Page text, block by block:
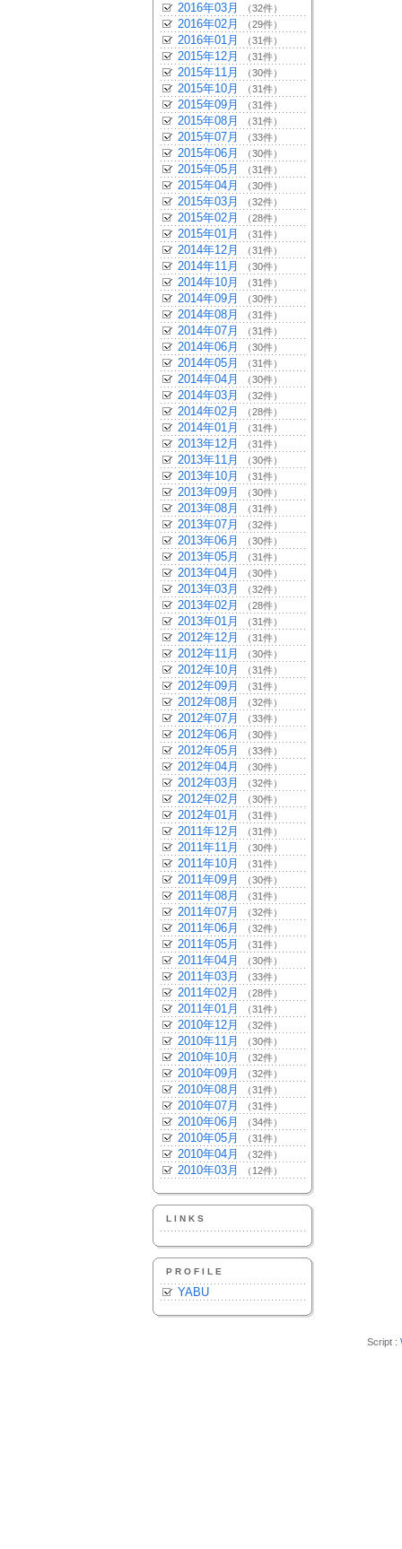
2016年03月 （32件）
2016年02月 （29件）
2016年01月 （31件）
2015年12月 （31件）
2015年11月 （30件）
2015年10月 （31件）
2015年09月 （31件）
2015年08月 （31件）
2015年07月 （33件）
2015年06月 （30件）
2015年05月 （31件）
2015年04月 （30件）
2015年03月 （32件）
2015年02月 （28件）
2015年01月 （31件）
2014年12月 （31件）
2014年11月 （30件）
2014年10月 （31件）
2014年09月 （30件）
2014年08月 （31件）
2014年07月 （31件）
2014年06月 （30件）
2014年05月 （31件）
2014年04月 （30件）
2014年03月 （32件）
2014年02月 （28件）
2014年01月 （31件）
2013年12月 （31件）
2013年11月 （30件）
2013年10月 （31件）
2013年09月 （30件）
2013年08月 （31件）
2013年07月 （32件）
2013年06月 （30件）
2013年05月 （31件）
2013年04月 （30件）
2013年03月 （32件）
2013年02月 （28件）
2013年01月 （31件）
2012年12月 （31件）
2012年11月 （30件）
2012年10月 （31件）
2012年09月 （31件）
2012年08月 （32件）
2012年07月 （33件）
2012年06月 （30件）
2012年05月 （33件）
2012年04月 （30件）
2012年03月 （32件）
2012年02月 （30件）
2012年01月 （31件）
2011年12月 （31件）
2011年11月 （30件）
2011年10月 （31件）
2011年09月 （30件）
2011年08月 （31件）
2011年07月 （32件）
2011年06月 （32件）
2011年05月 （31件）
2011年04月 （30件）
2011年03月 （33件）
2011年02月 （28件）
2011年01月 （31件）
2010年12月 （32件）
2010年11月 （30件）
2010年10月 （32件）
2010年09月 （32件）
2010年08月 （31件）
2010年07月 （31件）
2010年06月 （34件）
2010年05月 （31件）
2010年04月 （32件）
2010年03月 （12件）
LINKS
PROFILE
YABU
Script :